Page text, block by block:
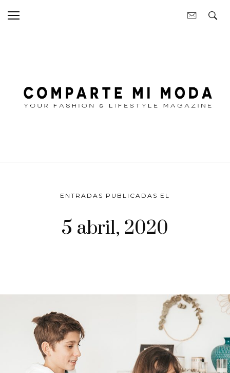
ENTRADAS PUBLICADAS EL
5 abril, 2020